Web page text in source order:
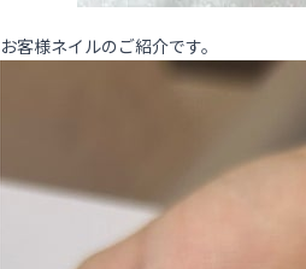
お客様ネイルのご紹介です。